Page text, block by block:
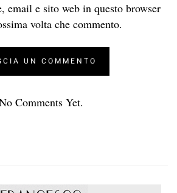
email e sito web in questo browser
volta che commento.
Comments Yet.